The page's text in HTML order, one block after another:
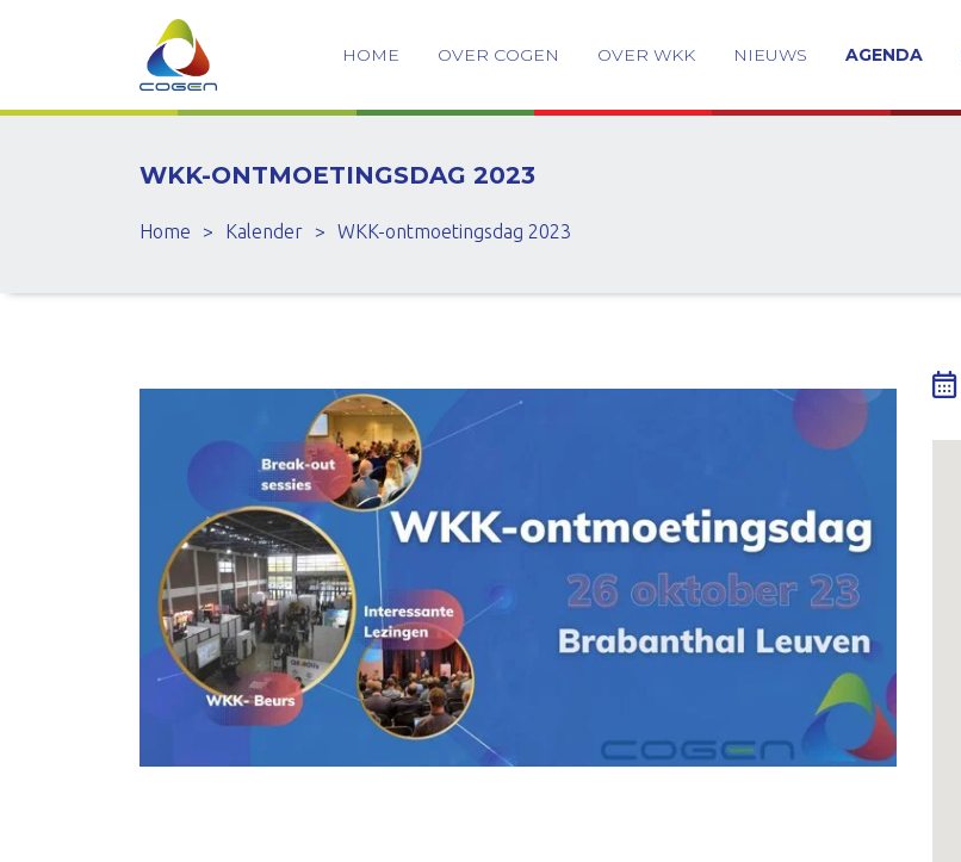
HOME OVER COGEN OVER WKK NIEUWS AGENDA
WKK-ONTMOETINGSDAG 2023
Home > Kalender > WKK-ontmoetingsdag 2023